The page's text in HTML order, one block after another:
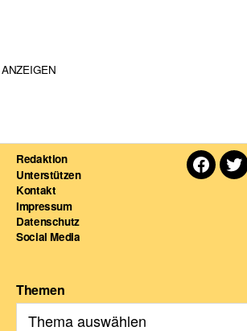
ANZEIGEN
Redaktion
Unterstützen
Kontakt
Impressum
Datenschutz
Social Media
Themen